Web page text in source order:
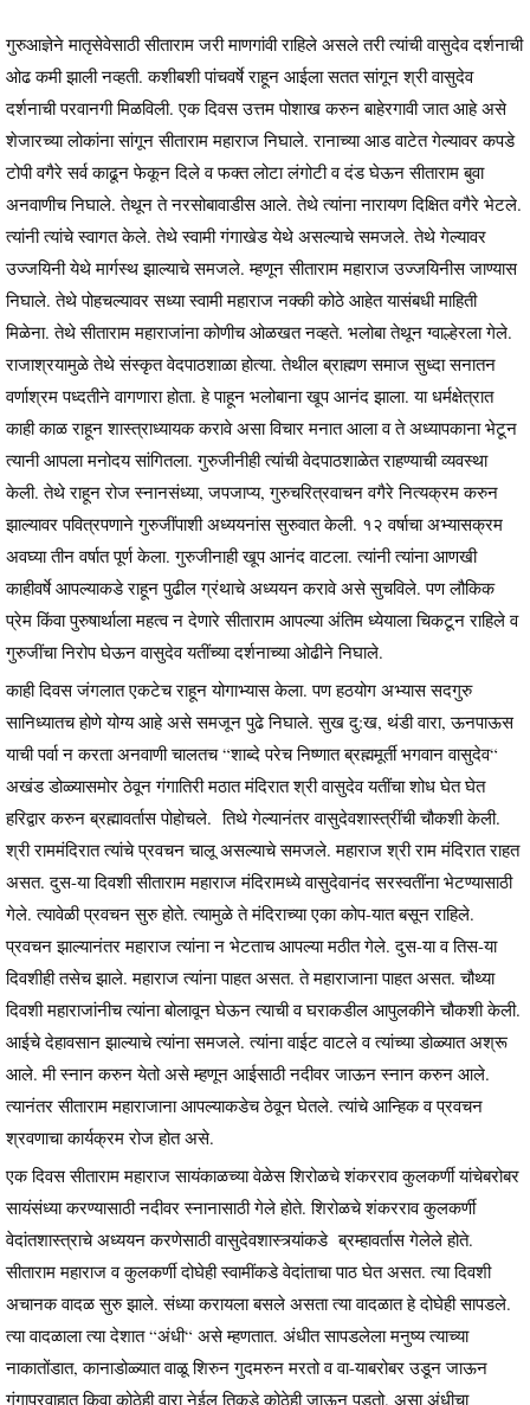
गुरुआज्ञेने मातृसेवेसाठी सीताराम जरी माणगांवी राहिले असले तरी त्यांची वासुदेव दर्शनाची
ओढ कमी झाली नव्हती. कशीबशी पांचवर्षे राहून आईला सतत सांगून श्री वासुदेव
दर्शनाची परवानगी मिळविली. एक दिवस उत्तम पोशाख करुन बाहेरगावी जात आहे असे
शेजारच्या लोकांना सांगून सीताराम महाराज निघाले. रानाच्या आड वाटेत गेल्यावर कपडे
टोपी वगैरे सर्व काढून फेकून दिले व फक्त लोटा लंगोटी व दंड घेऊन सीताराम बुवा
अनवाणीच निघाले. तेथून ते नरसोबावाडीस आले. तेथे त्यांना नारायण दिक्षित वगैरे भेटले.
त्यांनी त्यांचे स्वागत केले. तेथे स्वामी गंगाखेड येथे असल्याचे समजले. तेथे गेल्यावर
उज्जयिनी येथे मार्गस्थ झाल्याचे समजले. म्हणून सीताराम महाराज उज्जयिनीस जाण्यास
निघाले. तेथे पोहचल्यावर सध्या स्वामी महाराज नक्की कोठे आहेत यासंबधी माहिती
मिळेना. तेथे सीताराम महाराजांना कोणीच ओळखत नव्हते. भलोबा तेथून ग्वाल्हेरला गेले.
राजाश्रयामुळे तेथे संस्कृत वेदपाठशाळा होत्या. तेथील ब्राह्मण समाज सुध्दा सनातन
वर्णाश्रम पध्दतीने वागणारा होता. हे पाहून भलोबाना खूप आनंद झाला. या धर्मक्षेत्रात
काही काळ राहून शास्त्राध्यायक करावे असा विचार मनात आला व ते अध्यापकाना भेटून
त्यानी आपला मनोदय सांगितला. गुरुजीनीही त्यांची वेदपाठशाळेत राहण्याची व्यवस्था
केली. तेथे राहून रोज स्नानसंध्या, जपजाप्य, गुरुचरित्रवाचन वगैरे नित्यक्रम करुन
झाल्यावर पवित्रपणाने गुरुजींपाशी अध्ययनांस सुरुवात केली. १२ वर्षाचा अभ्यासक्रम
अवघ्या तीन वर्षात पूर्ण केला. गुरुजीनाही खूप आनंद वाटला. त्यांनी त्यांना आणखी
काहीवर्षे आपल्याकडे राहून पुढील ग्रंथाचे अध्ययन करावे असे सुचविले. पण लौकिक
प्रेम किंवा पुरुषार्थाला महत्व न देणारे सीताराम आपल्या अंतिम ध्येयाला चिकटून राहिले व
गुरुजींचा निरोप घेऊन वासुदेव यतींच्या दर्शनाच्या ओढीने निघाले.
काही दिवस जंगलात एकटेच राहून योगाभ्यास केला. पण हठयोग अभ्यास सदगुरु
सानिध्यातच होणे योग्य आहे असे समजून पुढे निघाले. सुख दु:ख, थंडी वारा, ऊनपाऊस
याची पर्वा न करता अनवाणी चालतच “शाब्दे परेच निष्णात ब्रह्ममूर्ती भगवान वासुदेव“
अखंड डोळ्यासमोर ठेवून गंगातिरी मठात मंदिरात श्री वासुदेव यतींचा शोध घेत घेत
हरिद्वार करुन ब्रह्मावर्तास पोहोचले. तिथे गेल्यानंतर वासुदेवशास्त्रींची चौकशी केली.
श्री राममंदिरात त्यांचे प्रवचन चालू असल्याचे समजले. महाराज श्री राम मंदिरात राहत
असत. दुस-या दिवशी सीताराम महाराज मंदिरामध्ये वासुदेवानंद सरस्वतींना भेटण्यासाठी
गेले. त्यावेळी प्रवचन सुरु होते. त्यामुळे ते मंदिराच्या एका कोप-यात बसून राहिले.
प्रवचन झाल्यानंतर महाराज त्यांना न भेटताच आपल्या मठीत गेले. दुस-या व तिस-या
दिवशीही तसेच झाले. महाराज त्यांना पाहत असत. ते महाराजाना पाहत असत. चौथ्या
दिवशी महाराजांनीच त्यांना बोलावून घेऊन त्याची व घराकडील आपुलकीने चौकशी केली.
आईचे देहावसान झाल्याचे त्यांना समजले. त्यांना वाईट वाटले व त्यांच्या डोळ्यात अश्रू
आले. मी स्नान करुन येतो असे म्हणून आईसाठी नदीवर जाऊन स्नान करुन आले.
त्यानंतर सीताराम महाराजाना आपल्याकडेच ठेवून घेतले. त्यांचे आन्हिक व प्रवचन
श्रवणाचा कार्यक्रम रोज होत असे.
एक दिवस सीताराम महाराज सायंकाळच्या वेळेस शिरोळचे शंकरराव कुलकर्णी यांचेबरोबर
सायंसंध्या करण्यासाठी नदीवर स्नानासाठी गेले होते. शिरोळचे शंकरराव कुलकर्णी
वेदांतशास्त्राचे अध्ययन करणेसाठी वासुदेवशास्त्र्यांकडे ब्रम्हावर्तास गेलेले होते.
सीताराम महाराज व कुलकर्णी दोघेही स्वामींकडे वेदांताचा पाठ घेत असत. त्या दिवशी
अचानक वादळ सुरु झाले. संध्या करायला बसले असता त्या वादळात हे दोघेही सापडले.
त्या वादळाला त्या देशात “अंधी“ असे म्हणतात. अंधीत सापडलेला मनुष्य त्याच्या
नाकातोंडात, कानाडोळ्यात वाळू शिरुन गुदमरुन मरतो व वा-याबरोबर उडून जाऊन
गंगाप्रवाहात किवा कोठेही वारा नेईल तिकडे कोठेही जाऊन पडतो. असा अंधीचा